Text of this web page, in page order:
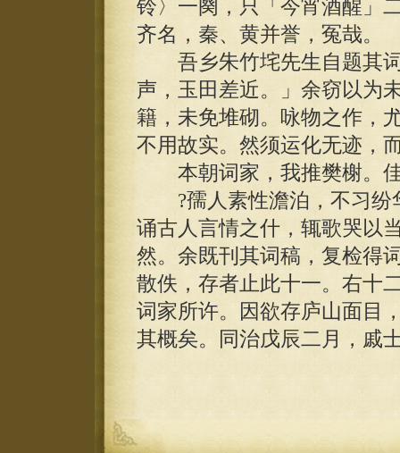
铃〉一阕，只「今宵酒醒」
齐名，秦、黄并誉，冤哉。
吾乡朱竹垞先生自题其词
声，玉田差近。」余窃以为
籍，未免堆砌。咏物之作，
不用故实。然须运化无迹，
本朝词家，我推樊榭。佳
?孺人素性澹泊，不习纷
诵古人言情之什，辄歌哭以
然。余既刊其词稿，复检得
散佚，存者止此十一。右十
词家所许。因欲存庐山面目
其概矣。同治戊辰二月，戚